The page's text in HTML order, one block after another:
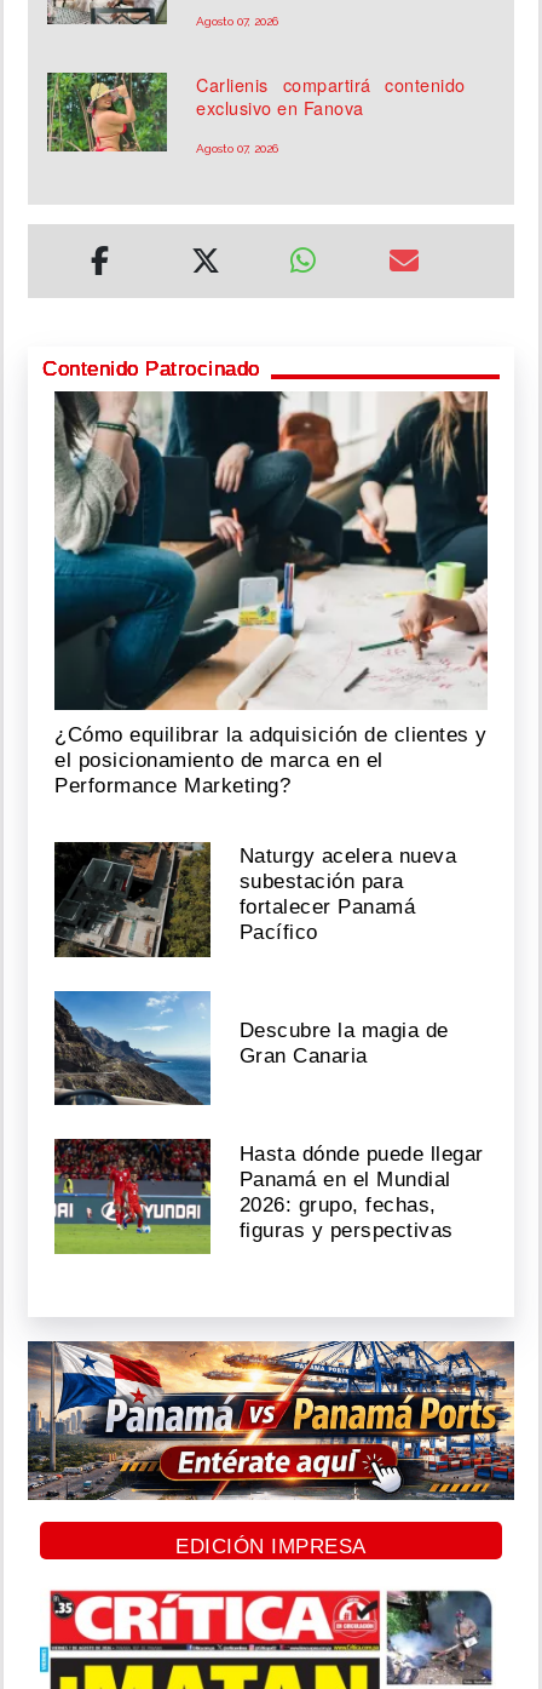
Agosto 07, 2026
Carlienis compartirá contenido
exclusivo en Fanova
Agosto 07, 2026
Contenido Patrocinado
¿Cómo equilibrar la adquisición de clientes y
el posicionamiento de marca en el
Performance Marketing?
Naturgy acelera nueva
subestación para
fortalecer Panamá
Pacífico
Descubre la magia de
Gran Canaria
Hasta dónde puede llegar
Panamá en el Mundial
2026: grupo, fechas,
figuras y perspectivas
EDICIÓN IMPRESA